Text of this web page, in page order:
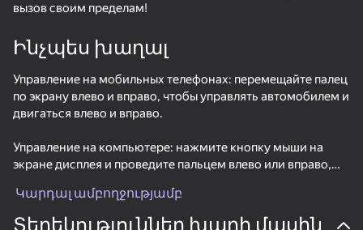
73
Crazy Flying Car
59
Twerk Master
Railroad
вызов своим пределам!
Ինչպես խաղալ
Управление на мобильных телефонах: перемещайте палец
по экрану влево и вправо, чтобы управлять автомобилем и
двигаться влево и вправо.
Управление на компьютере: нажмите кнопку мыши на
экране дисплея и проведите пальцем влево или вправо,
вправо.
Կարդալ ամբողջությամբ
Տեղեկություններ խաղի մասին